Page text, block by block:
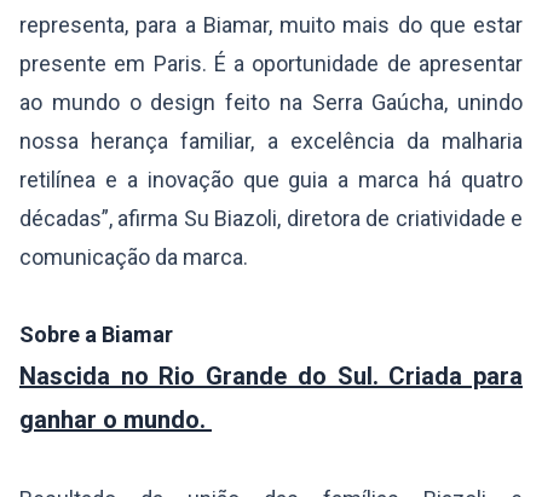
representa, para a Biamar, muito mais do que estar
presente em Paris. É a oportunidade de apresentar
ao mundo o design feito na Serra Gaúcha, unindo
nossa herança familiar, a excelência da malharia
retilínea e a inovação que guia a marca há quatro
décadas”, afirma Su Biazoli, diretora de criatividade e
comunicação da marca.
Sobre a Biamar
Nascida no Rio Grande do Sul. Criada para
ganhar o mundo.